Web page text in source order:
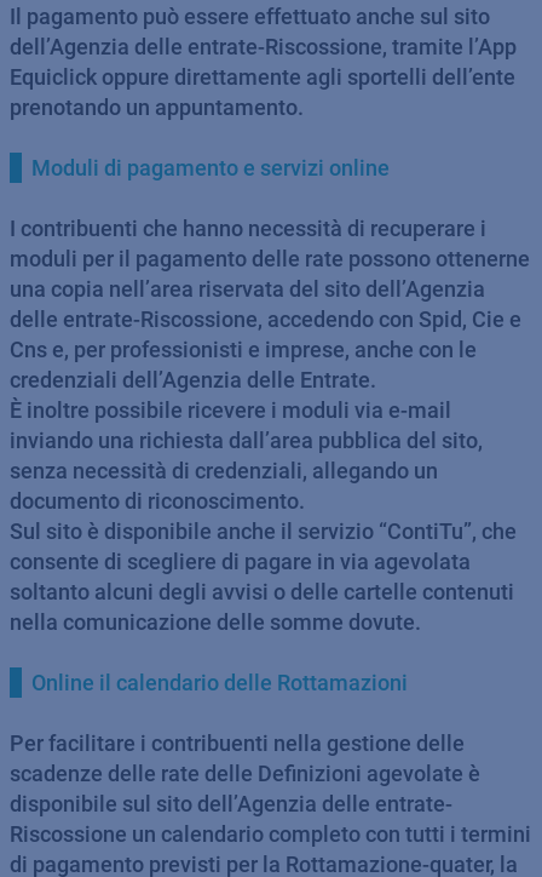
Il pagamento può essere effettuato anche sul sito
dell’Agenzia delle entrate-Riscossione, tramite l’App
Equiclick oppure direttamente agli sportelli dell’ente
prenotando un appuntamento.
Moduli di pagamento e servizi online
I contribuenti che hanno necessità di recuperare i
moduli per il pagamento delle rate possono ottenerne
una copia nell’area riservata del sito dell’Agenzia
delle entrate-Riscossione, accedendo con Spid, Cie e
Cns e, per professionisti e imprese, anche con le
credenziali dell’Agenzia delle Entrate.
È inoltre possibile ricevere i moduli via e-mail
inviando una richiesta dall’area pubblica del sito,
senza necessità di credenziali, allegando un
documento di riconoscimento.
Sul sito è disponibile anche il servizio “ContiTu”, che
consente di scegliere di pagare in via agevolata
soltanto alcuni degli avvisi o delle cartelle contenuti
nella comunicazione delle somme dovute.
Online il calendario delle Rottamazioni
Per facilitare i contribuenti nella gestione delle
scadenze delle rate delle Definizioni agevolate è
disponibile sul sito dell’Agenzia delle entrate-
Riscossione un calendario completo con tutti i termini
di pagamento previsti per la Rottamazione-quater, la